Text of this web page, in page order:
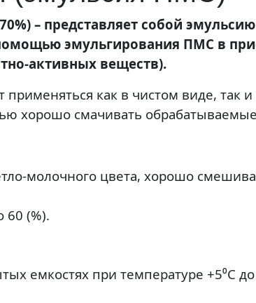
– представляет собой
эмульгирования ПМС в
активных веществ).
как в чистом виде, так и
хорошо смачивать
молочного цвета, хорошо
60 (%).
емкостях при температуре +5⁰С